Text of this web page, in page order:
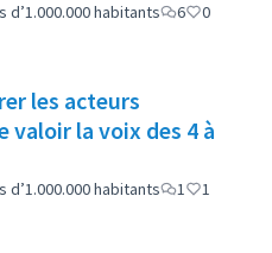
d’1.000.000 habitants 6 0
les acteurs
la voix des 4 à
d’1.000.000 habitants 1
1